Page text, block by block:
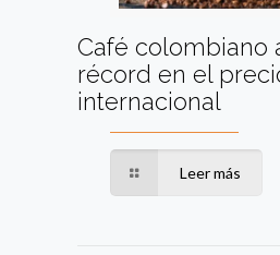
Café colombiano
récord en el
internacional
Leer más